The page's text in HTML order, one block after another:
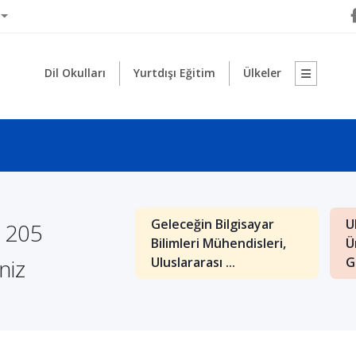
Dil Okulları Yurtdışı Eğitim Ülkeler
Balkan
Bilgisayar
Yü...
Geleceğin Bilgisayar
Bilimleri Mühendisleri,
Uluslararası ...